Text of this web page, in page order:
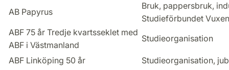
AB Papyrus
Bruk, pappersbruk,
Studieförbundet
ABF 75 år Tredje kvartsseklet med
ABF i Västmanland
Studieorganisation
ABF Linköping 50 år Studieorganisation,